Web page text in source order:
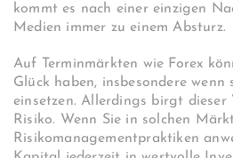
kommt es nach einer einzigen
Medien immer zu einem Absturz.
Auf Terminmärkten wie Forex
Glück haben, insbesondere wenn
einsetzen. Allerdings birgt dieser
Risiko. Wenn Sie in solchen
Risikomanagementpraktiken